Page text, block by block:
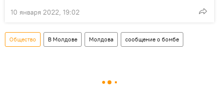
10 января 2022, 19:02
Общество В Молдове Молдова сообщение о бомбе